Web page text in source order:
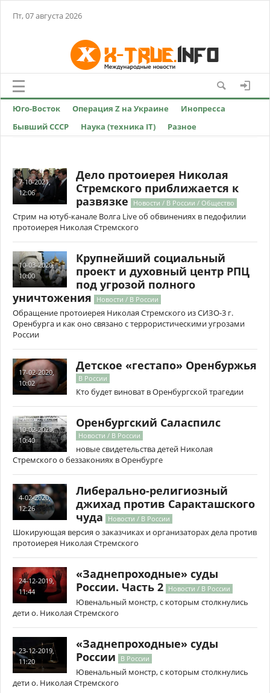
Пт, 07 августа 2026
Юго-Восток Операция Z на Украине
Инопресса
Бывший СССР
Наука (техника IT) Разное
7-10-2021,
12:06
Дело протоиерея Николая
Стремского приближается к
развязке
Новости / В России / Общество
Стрим на ютуб-канале Волга Live об обвинениях в педофилии
протоиерея Николая Стремского
10-03-2020,
10:00
Крупнейший социальный
проект и духовный центр РПЦ
под угрозой полного
уничтожения
Новости / В России
Обращение протоиерея Николая Стремского из СИЗО-3 г.
Оренбурга и как оно связано с террористическими угрозами
России
17-02-2020,
10:02
Детское «гестапо» Оренбуржья
В России
Кто будет виноват в Оренбургской трагедии
10-02-2020,
10:40
Оренбургский Саласпилс
Новости / В России
новые свидетельства детей Николая
Стремского о беззакониях в Оренбурге
4-02-2020,
12:26
Либерально-религиозный
джихад против Саракташского
чуда
Новости / В России
Шокирующая версия о заказчиках и организаторах дела против
протоиерея Николая Стремского
24-12-2019,
11:44
«Заднепроходные» суды
России. Часть 2 Новости / В России
Ювенальный монстр, с которым столкнулись
дети о. Николая Стремского
23-12-2019,
11:20
«Заднепроходные» суды
России
В России
Ювенальный монстр, с которым столкнулись
дети о. Николая Стремского